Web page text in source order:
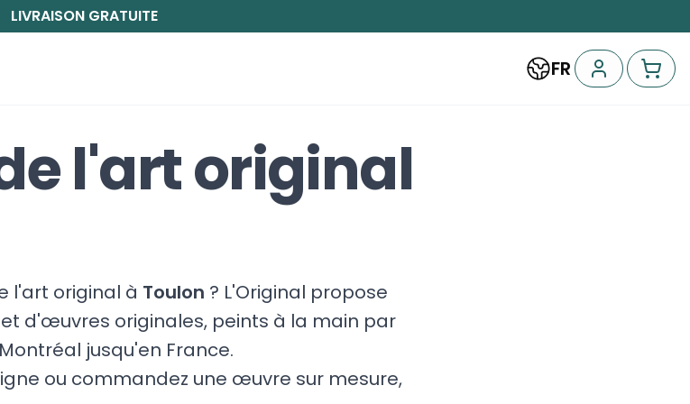
LIVRAISON GRATUITE
FR
l'art original
l'art original à Toulon ? L'Original propose
d'œuvres originales, peints à la main par
jusqu'en France.
ou commandez une œuvre sur mesure,